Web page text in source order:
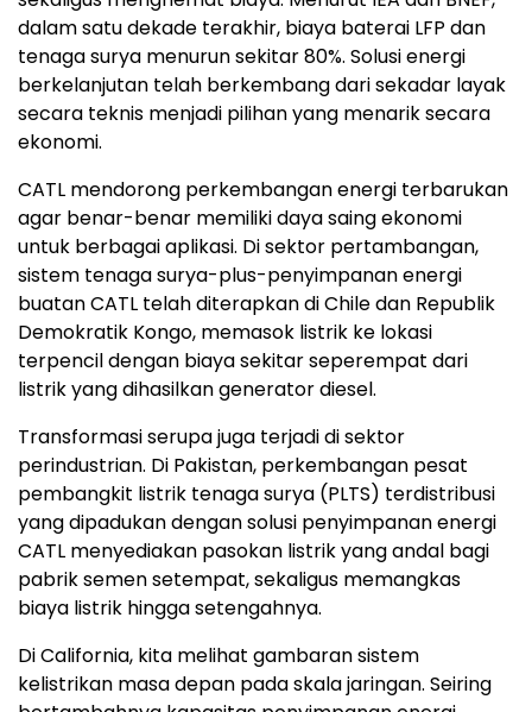
dalam satu dekade terakhir, biaya baterai LFP dan
tenaga surya menurun sekitar 80%. Solusi energi
berkelanjutan telah berkembang dari sekadar layak
secara teknis menjadi pilihan yang menarik secara
ekonomi.
CATL mendorong perkembangan energi terbarukan
agar benar-benar memiliki daya saing ekonomi
untuk berbagai aplikasi. Di sektor pertambangan,
sistem tenaga surya-plus-penyimpanan energi
buatan CATL telah diterapkan di Chile dan Republik
Demokratik Kongo, memasok listrik ke lokasi
terpencil dengan biaya sekitar seperempat dari
listrik yang dihasilkan generator diesel.
Transformasi serupa juga terjadi di sektor
perindustrian. Di Pakistan, perkembangan pesat
pembangkit listrik tenaga surya (PLTS) terdistribusi
yang dipadukan dengan solusi penyimpanan energi
CATL menyediakan pasokan listrik yang andal bagi
pabrik semen setempat, sekaligus memangkas
biaya listrik hingga setengahnya.
Di California, kita melihat gambaran sistem
kelistrikan masa depan pada skala jaringan. Seiring